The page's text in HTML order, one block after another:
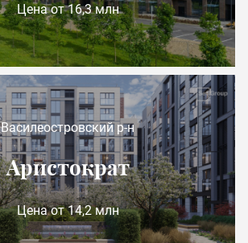
Цена от 16,3 млн
Василеостровский р-н
Аристократ
Цена от 14,2 млн